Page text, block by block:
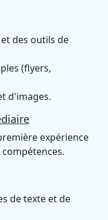
des outils de
(flyers,
d'images.
expérience
de texte et de